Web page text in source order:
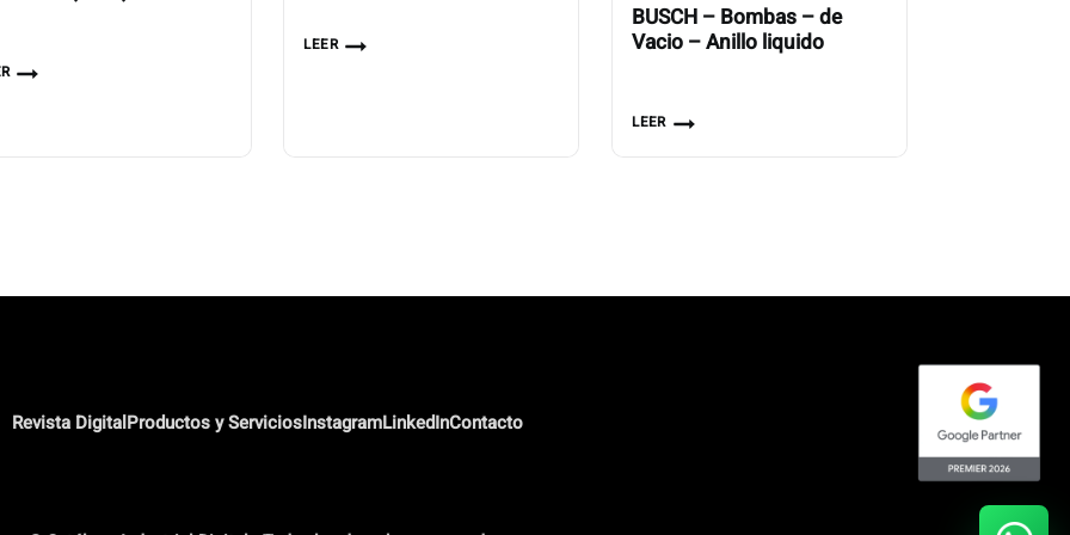
LEER
BUSCH – Bombas – de
Vacio – Anillo liquido
LEER
Revista DigitalProductos y ServiciosInstagramLinkedInContacto